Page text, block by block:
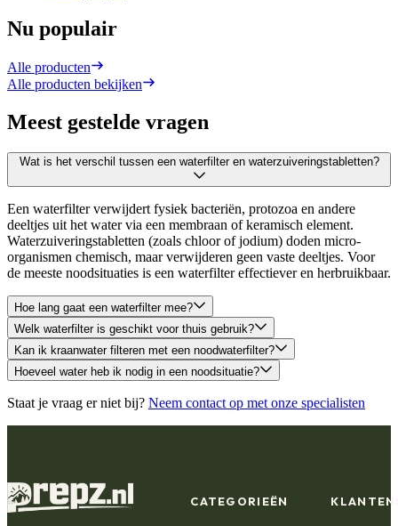
Nu populair
Alle producten
Alle producten bekijken
Meest gestelde vragen
Wat is het verschil tussen een waterfilter en waterzuiveringstabletten?
Een waterfilter verwijdert fysiek bacteriën, protozoa en andere
deeltjes uit het water via een membraan of keramisch element.
Waterzuiveringstabletten (zoals chloor of jodium) doden micro-
organismen chemisch, maar verwijderen geen vaste deeltjes. Voor
de meeste noodsituaties is een waterfilter effectiever en herbruikbaar.
Hoe lang gaat een waterfilter mee?
Welk waterfilter is geschikt voor thuis gebruik?
Kan ik kraanwater filteren met een noodwaterfilter?
Hoeveel water heb ik nodig in een noodsituatie?
Staat je vraag er niet bij? Neem contact op met onze specialisten
CATEGORIEËN